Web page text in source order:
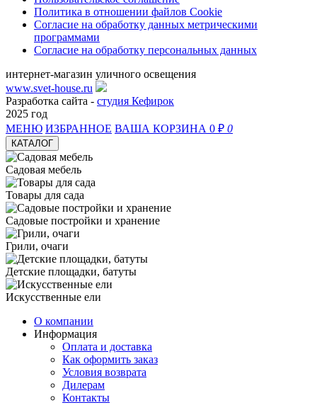
Политика в отношении файлов Cookie
Согласие на обработку данных метрическими
программами
Согласие на обработку персональных данных
интернет-магазин уличного освещения
www.svet-house.ru
Разработка сайта - студия Кефирок
2025 год
МЕНЮ ИЗБРАННОЕ ВАША КОРЗИНА 0 ₽ 0
КАТАЛОГ
Садовая мебель
Товары для сада
Садовые постройки и хранение
Грили, очаги
Детские площадки, батуты
Искусственные ели
О компании
Информация
Оплата и доставка
Как оформить заказ
Условия возврата
Дилерам
Контакты